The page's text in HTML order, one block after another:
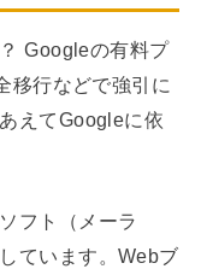
Googleの有料プ
移行などで強引に
えてGoogleに依
フト（メーラ
ています。Webブ